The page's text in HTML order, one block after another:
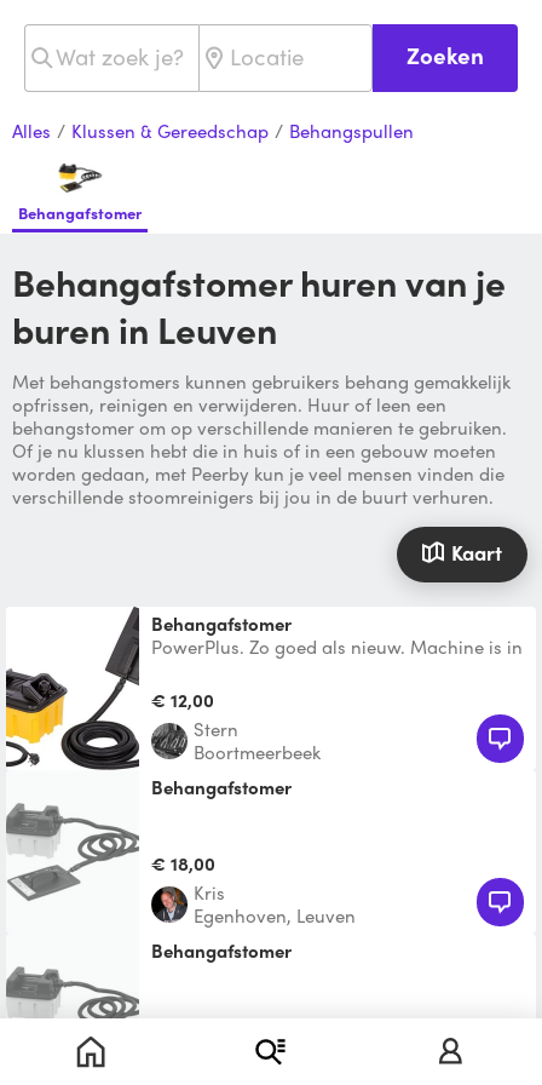
Zoeken
Alles / Klussen & Gereedschap / Behangspullen
Behangafstomer
Behangafstomer huren van je
buren in Leuven
Met behangstomers kunnen gebruikers behang gemakkelijk
opfrissen, reinigen en verwijderen. Huur of leen een
behangstomer om op verschillende manieren te gebruiken.
Of je nu klussen hebt die in huis of in een gebouw moeten
worden gedaan, met Peerby kun je veel mensen vinden die
verschillende stoomreinigers bij jou in de buurt verhuren.
Kaart
Behangafstomer
PowerPlus. Zo goed als nieuw. Machine is in
zelfde manier t
€ 12,00
Stern
Boortmeerbeek
behangafstomer
€ 18,00
Kris
Egenhoven, Leuven
Behangafstomer